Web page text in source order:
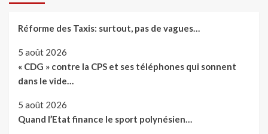
Réforme des Taxis: surtout, pas de vagues…
5 août 2026
« CDG » contre la CPS et ses téléphones qui sonnent
dans le vide…
5 août 2026
Quand l’Etat finance le sport polynésien…